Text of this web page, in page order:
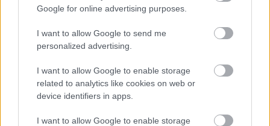
Google for online advertising purposes.
I want to allow Google to send me
personalized advertising.
I want to allow Google to enable storage
related to analytics like cookies on web or
device identifiers in apps.
I want to allow Google to enable storage
Meld deg på